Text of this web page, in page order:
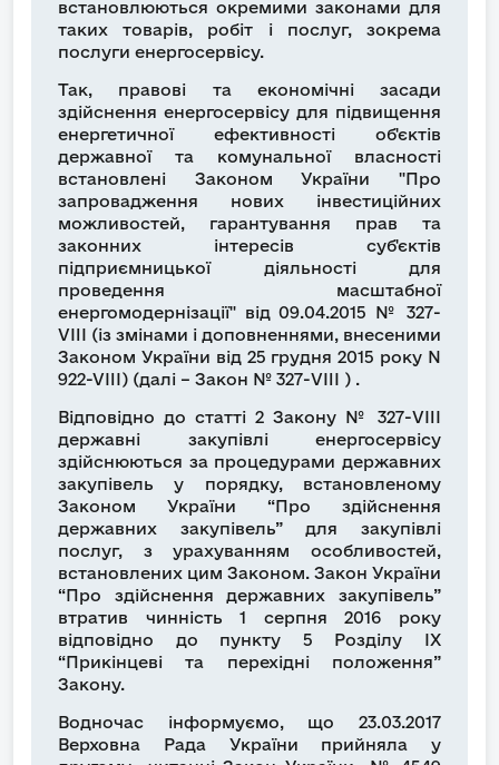
встановлюються окремими законами для
таких товарів, робіт і послуг, зокрема
послуги енергосервісу.
Так, правові та економічні засади
здійснення енергосервісу для підвищення
енергетичної ефективності об'єктів
державної та комунальної власності
встановлені Законом України "Про
запровадження нових інвестиційних
можливостей, гарантування прав та
законних інтересів суб'єктів
підприємницької діяльності для
проведення масштабної
енергомодернізації" від 09.04.2015 № 327-
VIII (із змінами і доповненнями, внесеними
Законом України від 25 грудня 2015 року N
922-VIII) (далі – Закон № 327-VIII ) .
Відповідно до статті 2 Закону № 327-VIII
державні закупівлі енергосервісу
здійснюються за процедурами державних
закупівель у порядку, встановленому
Законом України “Про здійснення
державних закупівель” для закупівлі
послуг, з урахуванням особливостей,
встановлених цим Законом. Закон України
“Про здійснення державних закупівель”
втратив чинність 1 серпня 2016 року
відповідно до пункту 5 Розділу IX
“Прикінцеві та перехідні положення”
Закону.
Водночас інформуємо, що 23.03.2017
Верховна Рада України прийняла у